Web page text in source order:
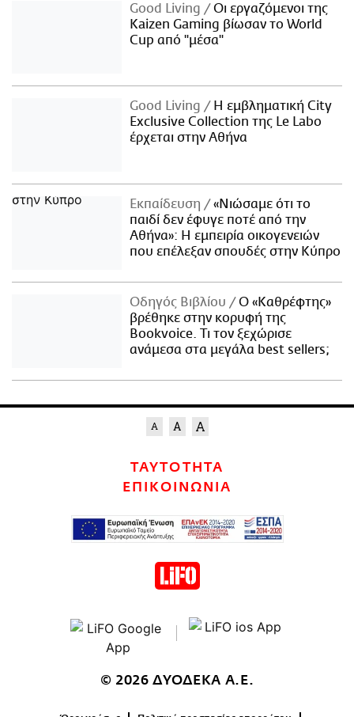
Good Living
Οι εργαζόμενοι της
Kaizen Gaming βίωσαν το World
Cup από "μέσα"
Good Living
Η εμβληματική City
Exclusive Collection της Le Labo
έρχεται στην Αθήνα
Εκπαίδευση
«Νιώσαμε ότι το
παιδί δεν έφυγε ποτέ από την
Αθήνα»: Η εμπειρία οικογενειών
που επέλεξαν σπουδές στην Κύπρο
Οδηγός Βιβλίου
Ο «Καθρέφτης»
βρέθηκε στην κορυφή της
Bookvoice. Τι τον ξεχώρισε
ανάμεσα στα μεγάλα best sellers;
ΤΑΥΤΟΤΗΤΑ
ΕΠΙΚΟΙΝΩΝΙΑ
© 2026 ΔΥΟΔΕΚΑ Α.Ε.